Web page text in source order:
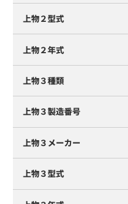
上物２型式
上物２年式
上物３種類
上物３製造番号
上物３メーカー
上物３型式